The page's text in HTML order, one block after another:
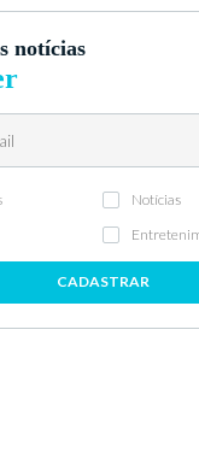
notícias
Notícias
CADASTRAR